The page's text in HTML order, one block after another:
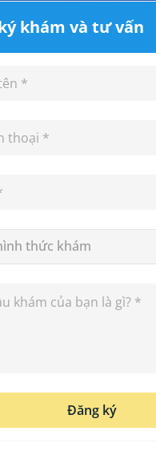
khám và tư vấn
thức khám
Đăng ký